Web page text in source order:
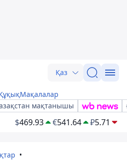
Қаз
Мақалалар
мақтанышы
$469.93 €541.64 ₽5.71